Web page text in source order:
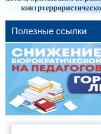
Полезные ссылки